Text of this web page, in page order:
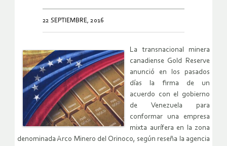
22 SEPTIEMBRE, 2016
La transnacional minera
canadiense Gold Reserve
anunció en los pasados
días la firma de un
acuerdo con el gobierno
de Venezuela para
conformar una empresa
mixta aurífera en la zona
denominada Arco Minero del Orinoco, según reseña la agencia